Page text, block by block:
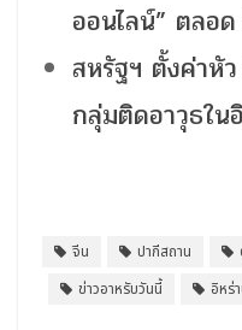
ออนไลน์” ตลอ
สหรัฐฯ ตั้งค่าหั
กลุ่มติดอาวุธใน
จีน ปากีสถาน
ข่าวอาหรับวันนี้
อิหร่